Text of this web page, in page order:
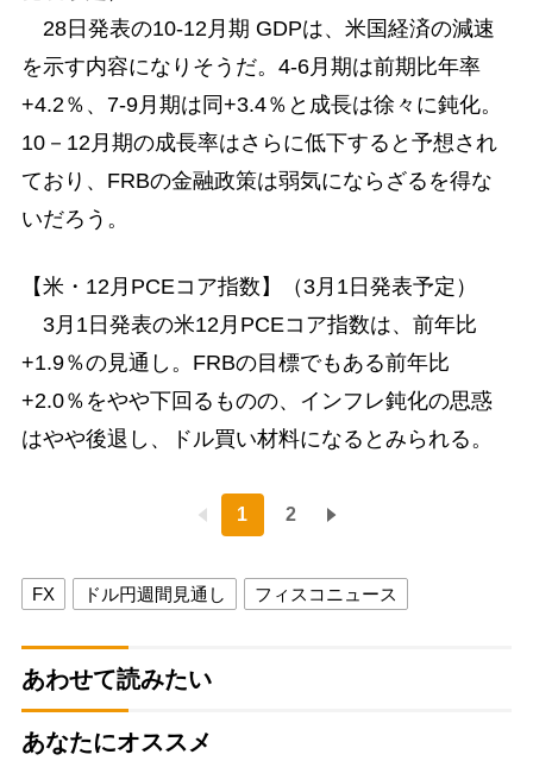
28日発表の10-12月期 GDPは、米国経済の減速
を示す内容になりそうだ。4-6月期は前期比年率
+4.2％、7-9月期は同+3.4％と成長は徐々に鈍化。
10－12月期の成長率はさらに低下すると予想され
ており、FRBの金融政策は弱気にならざるを得な
いだろう。
【米・12月PCEコア指数】（3月1日発表予定）
3月1日発表の米12月PCEコア指数は、前年比
+1.9％の見通し。FRBの目標でもある前年比
+2.0％をやや下回るものの、インフレ鈍化の思惑
はやや後退し、ドル買い材料になるとみられる。
1 2
FX ドル円週間見通し フィスコニュース
あわせて読みたい
あなたにオススメ